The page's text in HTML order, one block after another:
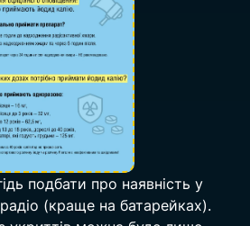
подбати про наявність у
(краще на батарейках).